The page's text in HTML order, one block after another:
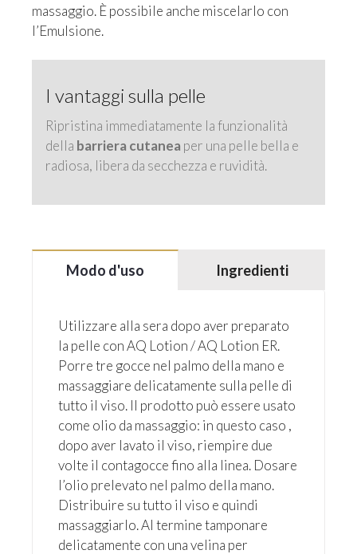
massaggio. È possibile anche miscelarlo con
l’Emulsione.
I vantaggi sulla pelle
Ripristina immediatamente la funzionalità
della barriera cutanea per una pelle bella e
radiosa, libera da secchezza e ruvidità.
Modo d'uso Ingredienti
Utilizzare alla sera dopo aver preparato
la pelle con AQ Lotion / AQ Lotion ER.
Porre tre gocce nel palmo della mano e
massaggiare delicatamente sulla pelle di
tutto il viso. Il prodotto può essere usato
come olio da massaggio: in questo caso ,
dopo aver lavato il viso, riempire due
volte il contagocce fino alla linea. Dosare
l’olio prelevato nel palmo della mano.
Distribuire su tutto il viso e quindi
massaggiarlo. Al termine tamponare
delicatamente con una velina per